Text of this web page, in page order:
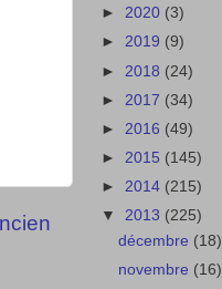
► 2020 (3)
► 2019 (9)
► 2018 (24)
► 2017 (34)
► 2016 (49)
► 2015 (145)
► 2014 (215)
▼ 2013 (225)
décembre (18)
novembre (16)